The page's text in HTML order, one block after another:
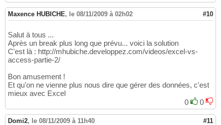
Maxence HUBICHE, le 08/11/2009 à 02h02 #10
Salut à tous ...
Après un break plus long que prévu... voici la solution
C'est là : http://mhubiche.developpez.com/videos/excel-vs-
access-partie-2/
Bon amusement !
Et qu'on ne vienne plus nous dire que gérer des données, c'est
mieux avec Excel
0
0
Domi2, le 08/11/2009 à 11h40 #11